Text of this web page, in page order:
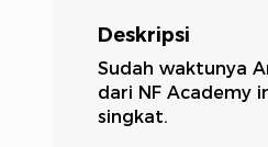
Deskripsi
Sudah waktunya
dari NF Academy
singkat.